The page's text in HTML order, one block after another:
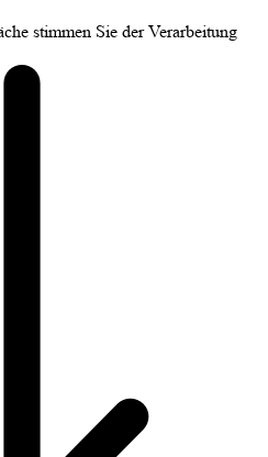
stimmen Sie der Verarbeitung